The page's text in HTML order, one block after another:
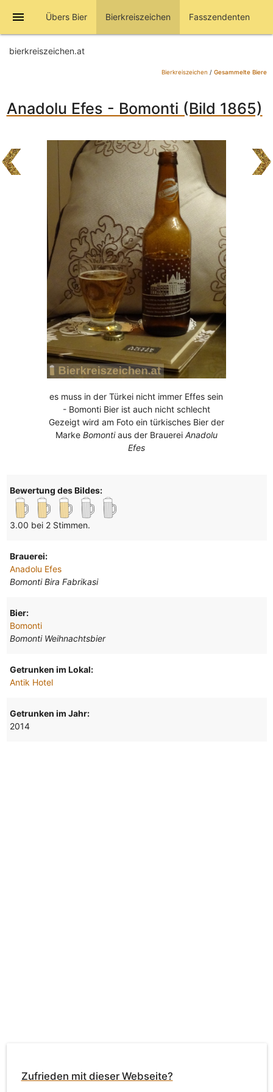
menu Übers Bier Bierkreiszeichen Fasszendenten
bierkreiszeichen.at
Bierkreiszeichen / Gesammelte Biere
Anadolu Efes - Bomonti (Bild 1865)
es muss in der Türkei nicht immer Effes sein
- Bomonti Bier ist auch nicht schlecht
Gezeigt wird am Foto ein türkisches Bier der
Marke Bomontiaus der Brauerei Anadolu
Efes
Bewertung des Bildes:
3.00 bei 2 Stimmen.
Brauerei:
Anadolu Efes
Bomonti Bira Fabrikasi
Bier:
Bomonti
Bomonti Weihnachtsbier
Getrunken im Lokal:
Antik Hotel
Getrunken im Jahr:
2014
Zufrieden mit dieser Webseite?